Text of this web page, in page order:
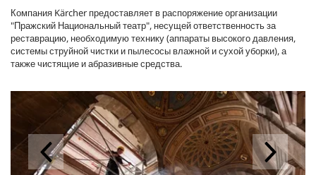
Компания Kärcher предоставляет в распоряжение организации
"Пражский Национальный театр", несущей ответственность за
реставрацию, необходимую технику (аппараты высокого давления,
системы струйной чистки и пылесосы влажной и сухой уборки), а
также чистящие и абразивные средства.